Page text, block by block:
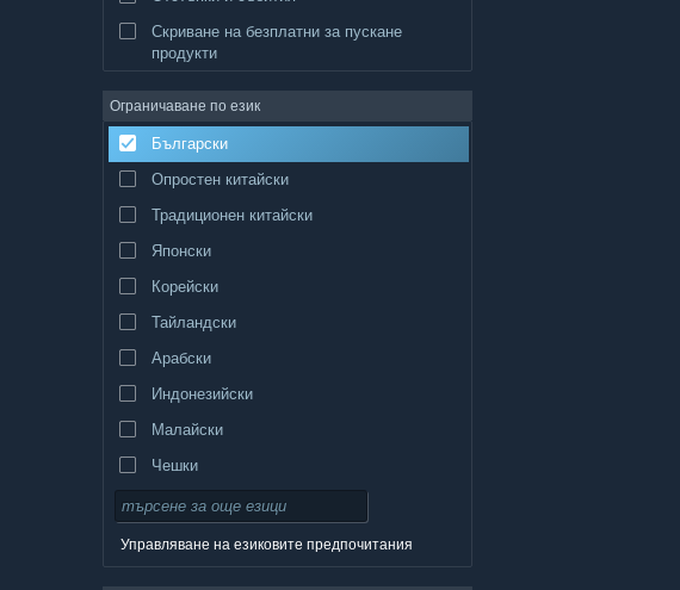
Скриване на безплатни за пускане
продукти
Ограничаване по език
Български
Опростен китайски
Традиционен китайски
Японски
Корейски
Тайландски
Арабски
Индонезийски
Малайски
Чешки
Датски
Управляване на езиковите предпочитания